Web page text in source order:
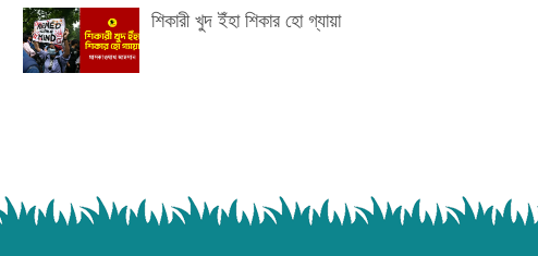
শিকারী খুদ ইঁহা শিকার হো গ্যায়া